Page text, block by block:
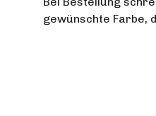
gewünschte Farbe,